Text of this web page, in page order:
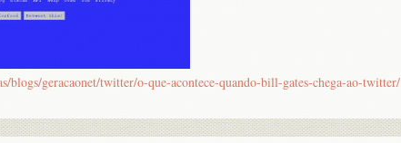
geracaonet/twitter/o-que-acontece-quando-bill-gates-chega-ao-twitter/